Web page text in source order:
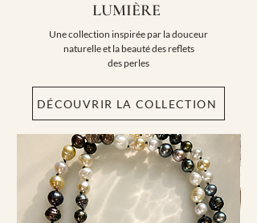
LUMIÈRE
Une collection inspirée par la douceur
naturelle et la beauté des reflets
des perles
DÉCOUVRIR LA COLLECTION